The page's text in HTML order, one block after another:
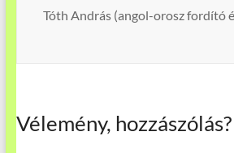
Tóth András (angol-orosz fordító
Vélemény, hozzászólás?